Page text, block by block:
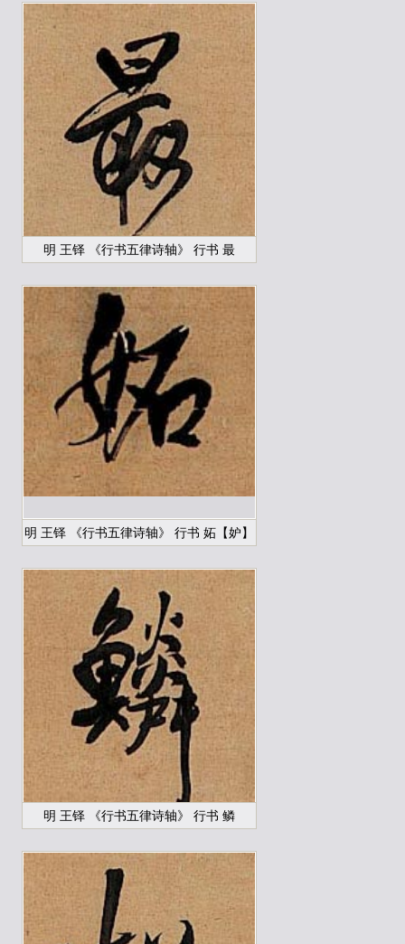
明 王铎 《行书五律诗轴》 行书 最
明 王铎 《行书五律诗轴》 行书 妬【妒】
明 王铎 《行书五律诗轴》 行书 鳞